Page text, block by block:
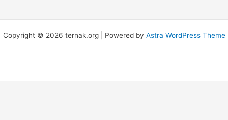
Copyright © 2026 ternak.org | Powered by Astra WordPress Theme